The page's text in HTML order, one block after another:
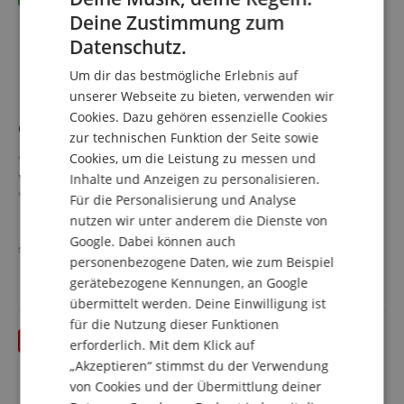
Caballero Europe CA-EUCM 4/4 Set
Caballero Europe by Manuel Rodríguez
Decke: Kanadische Rotzeder, massiv
Boden & Zarge: Mahagoni
Griffbrett/Hals: Palisander / Ahorn
Farbe & Finish: Natur, Seidenmatt
Sparset inklusive Gigbag, Gitarrenschule, Clip-Tuner und
Saiten
mehr anzeigen
Versandkostenfrei (AT)
inkl. MwSt.
statt einzeln336,58 €
FRENCH
ITALIAN
SPANISH
Deine Zustimmung zum
Datenschutz.
Um dir das bestmögliche Erlebnis auf
unserer Webseite zu bieten, verwenden wir
Cookies. Dazu gehören essenzielle Cookies
zur technischen Funktion der Seite sowie
Cookies, um die Leistung zu messen und
Inhalte und Anzeigen zu personalisieren.
Für die Personalisierung und Analyse
nutzen wir unter anderem die Dienste von
Google. Dabei können auch
personenbezogene Daten, wie zum Beispiel
gerätebezogene Kennungen, an Google
übermittelt werden. Deine Einwilligung ist
für die Nutzung dieser Funktionen
erforderlich. Mit dem Klick auf
„Akzeptieren“ stimmst du der Verwendung
von Cookies und der Übermittlung deiner